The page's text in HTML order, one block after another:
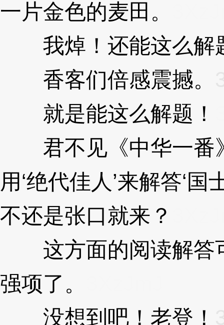
一片金色的麦田。
我焯！还能这么解
香客们倍感震撼。
就是能这么解题！
君不见《中华一番
用‘绝代佳人’来解答‘
不还是张口就来？
这方面的阅读解答
强项了。
没想到吧！老登！